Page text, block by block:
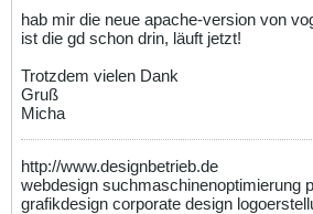
hab mir die neue apache-version von
ist die gd schon drin, läuft jetzt!
Trotzdem vielen Dank
Gruß
Micha
http://www.designbetrieb.de
webdesign suchmaschinenoptimierung
grafikdesign corporate design